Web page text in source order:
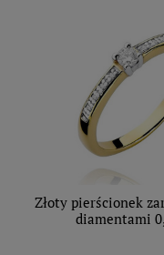
Złoty pierścionek
diamentami